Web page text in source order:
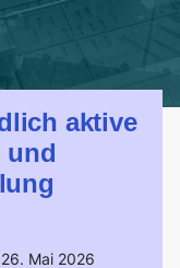
aktive
und
26. Mai 2026